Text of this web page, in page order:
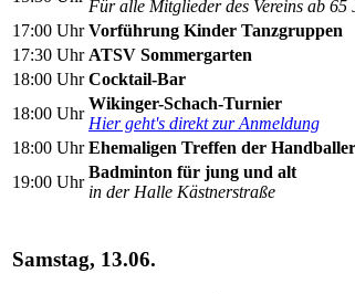
Für alle Mitglieder des Vereins ab 65
17:00 Uhr Vorführung Kinder Tanzgruppen
17:30 Uhr ATSV Sommergarten
18:00 Uhr Cocktail-Bar
18:00 Uhr
Wikinger-Schach-Turnier
Hier geht's direkt zur Anmeldung
18:00 Uhr Ehemaligen Treffen der Handballer
19:00 Uhr
Badminton für jung und alt
in der Halle Kästnerstraße
Samstag, 13.06.